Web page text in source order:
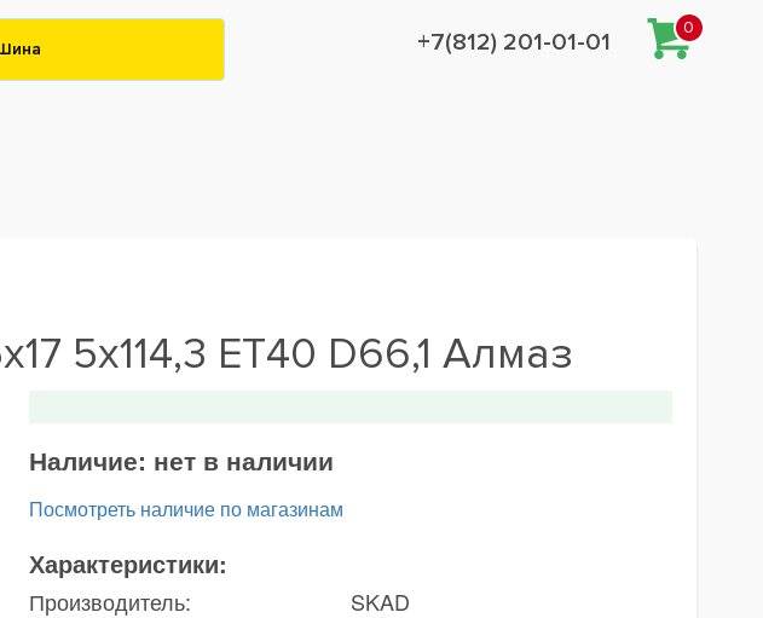
+7(812) 201-01-01
0
5x114,3 ET40 D66,1 Алмаз
Наличие: нет в наличии
Посмотреть наличие по магазинам
Характеристики:
Производитель:
SKAD